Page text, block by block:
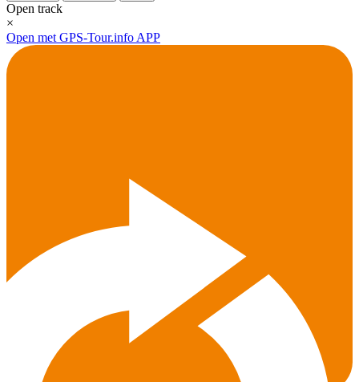
Open track
×
Open met GPS-Tour.info APP